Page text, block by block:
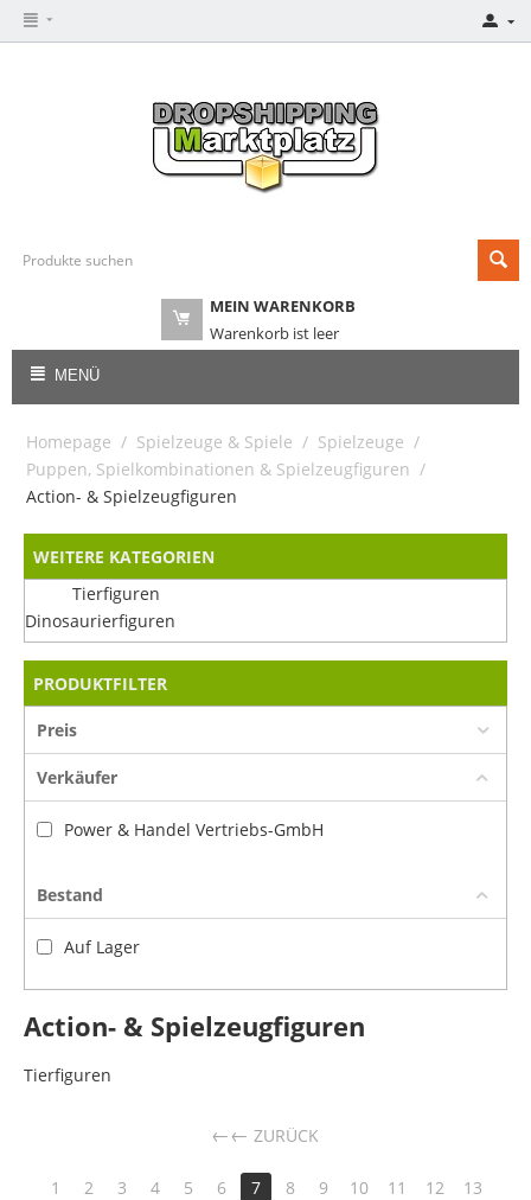
MEIN WARENKORB
Warenkorb ist leer
MENÜ
Homepage / Spielzeuge & Spiele / Spielzeuge /
Puppen, Spielkombinationen & Spielzeugfiguren /
Action- & Spielzeugfiguren
WEITERE KATEGORIEN
Tierfiguren
Dinosaurierfiguren
PRODUKTFILTER
Preis
Verkäufer
Power & Handel Vertriebs-GmbH
Bestand
Auf Lager
Action- & Spielzeugfiguren
Tierfiguren
← ZURÜCK
1 2 3 4 5 6 7 8 9 10 11 12
13